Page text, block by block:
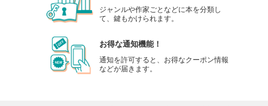
ジャンルや作家ごとなどに本を分類し
て、鍵もかけられます。
お得な通知機能！
通知を許可すると、お得なクーポン情報
などが届きます。